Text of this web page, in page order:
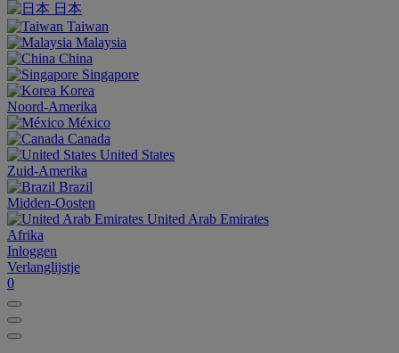
日本
Taiwan
Malaysia
China
Singapore
Korea
Noord-Amerika
México
Canada
United States
Zuid-Amerika
Brazil
Midden-Oosten
United Arab Emirates
Afrika
Inloggen
Verlanglijstje
0